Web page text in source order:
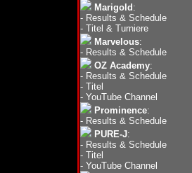
Marigold :
- Results & Schedule
- Titel & Turniere
Marvelous:
- Results & Schedule
OZ Academy:
- Results & Schedule
- Titel
- YouTube Channel
Prominence:
- Results & Schedule
PURE-J:
- Results & Schedule
- Titel
- YouTube Channel